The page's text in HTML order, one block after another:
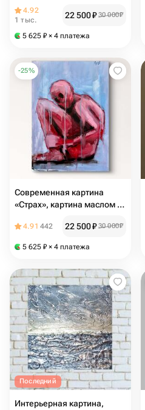
интерьер, картина в дом,
fine art
4.92
1 тыс.
22 500₽ 30 000₽
5 625 ₽ × 4 платежа
-25%
Современная картина
«Страх», картина маслом в
fine art
4.91 442 22 500₽ 30 000₽
5 625 ₽ × 4 платежа
Последний
Интерьерная картина,